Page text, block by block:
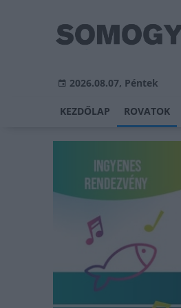
2026.08.07, Péntek
KEZDŐLAP ROVATOK